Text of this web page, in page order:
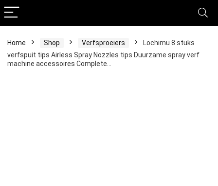
Home Shop Verfsproeiers
Lochimu 8 stuks
verfspuit tips Airless Spray Nozzles tips Duurzame spray verf
machine accessoires Complete…